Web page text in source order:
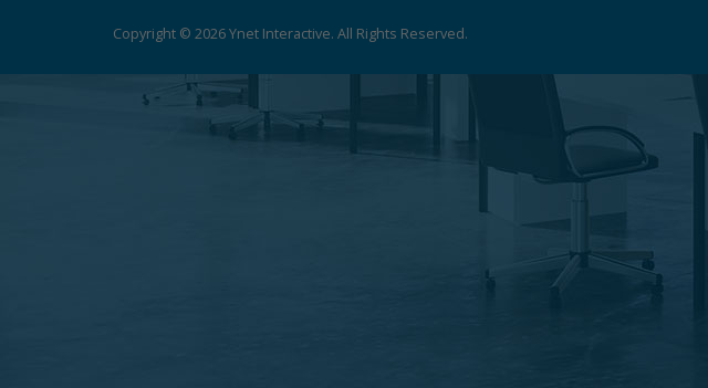
Copyright © 2026 Ynet Interactive. All Rights Reserved.